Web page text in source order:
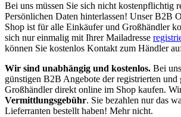
Bei uns müssen Sie sich nicht kostenpflichtig
Persönlichen Daten hinterlassen! Unser B2B
Shop ist für alle Einkäufer und Großhändler
sich nur einmalig mit Ihrer Mailadresse
können Sie kostenlos Kontakt zum Händler
Wir sind unabhängig und kostenlos. Bei
günstigen B2B Angebote der registrierten und
Großhändler direkt online im Shop kaufen.
Vermittlungsgebühr. Sie bezahlen nur das
Lieferranten bestellt haben! Mehr nicht.